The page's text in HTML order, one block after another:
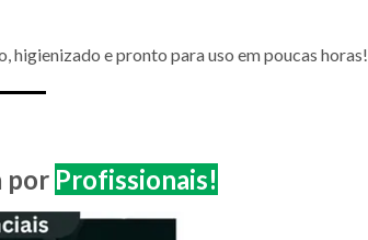
higienizado e pronto para uso em poucas horas!
por Profissionais!